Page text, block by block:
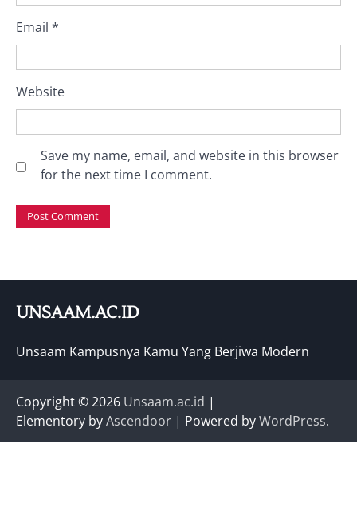
Email *
Website
Save my name, email, and website in this browser
for the next time I comment.
UNSAAM.AC.ID
Unsaam Kampusnya Kamu Yang Berjiwa Modern
Copyright © 2026 Unsaam.ac.id |
Elementory byAscendoor | Powered byWordPress.